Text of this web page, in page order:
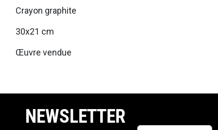
Crayon graphite
30x21 cm
Œuvre vendue
NEWSLETTER